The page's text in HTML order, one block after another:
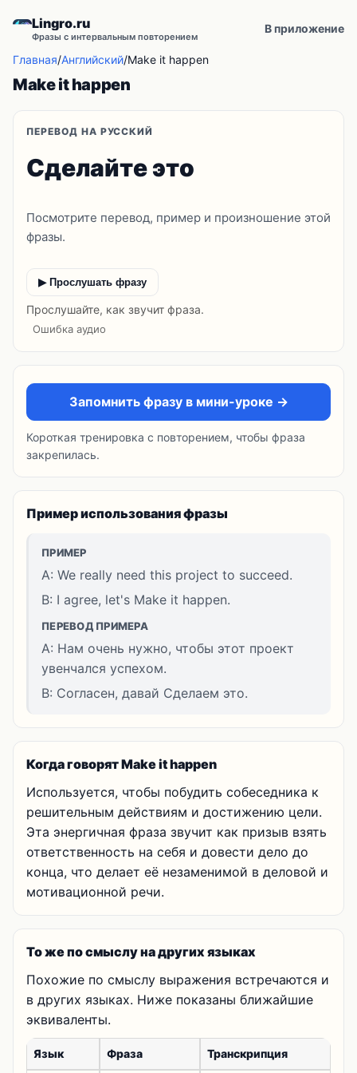
Lingro.ru
Фразы с интервальным повторением
В приложение
Главная/Английский/Make it happen
Make it happen
ПЕРЕВОД НА РУССКИЙ
Сделайте это
Посмотрите перевод, пример и произношение этой
фразы.
▶ Прослушать фразу
Прослушайте, как звучит фраза.
Ошибка аудио
Запомнить фразу в мини-уроке →
Короткая тренировка с повторением, чтобы фраза
закрепилась.
Пример использования фразы
ПРИМЕР
A: We really need this project to succeed.
B: I agree, let's Make it happen.
ПЕРЕВОД ПРИМЕРА
A: Нам очень нужно, чтобы этот проект
увенчался успехом.
B: Согласен, давай Сделаем это.
Когда говорят Make it happen
Используется, чтобы побудить собеседника к
решительным действиям и достижению цели.
Эта энергичная фраза звучит как призыв взять
ответственность на себя и довести дело до
конца, что делает её незаменимой в деловой и
мотивационной речи.
То же по смыслу на других языках
Похожие по смыслу выражения встречаются и
в других языках. Ниже показаны ближайшие
эквиваленты.
Язык Фраза Транскрипция